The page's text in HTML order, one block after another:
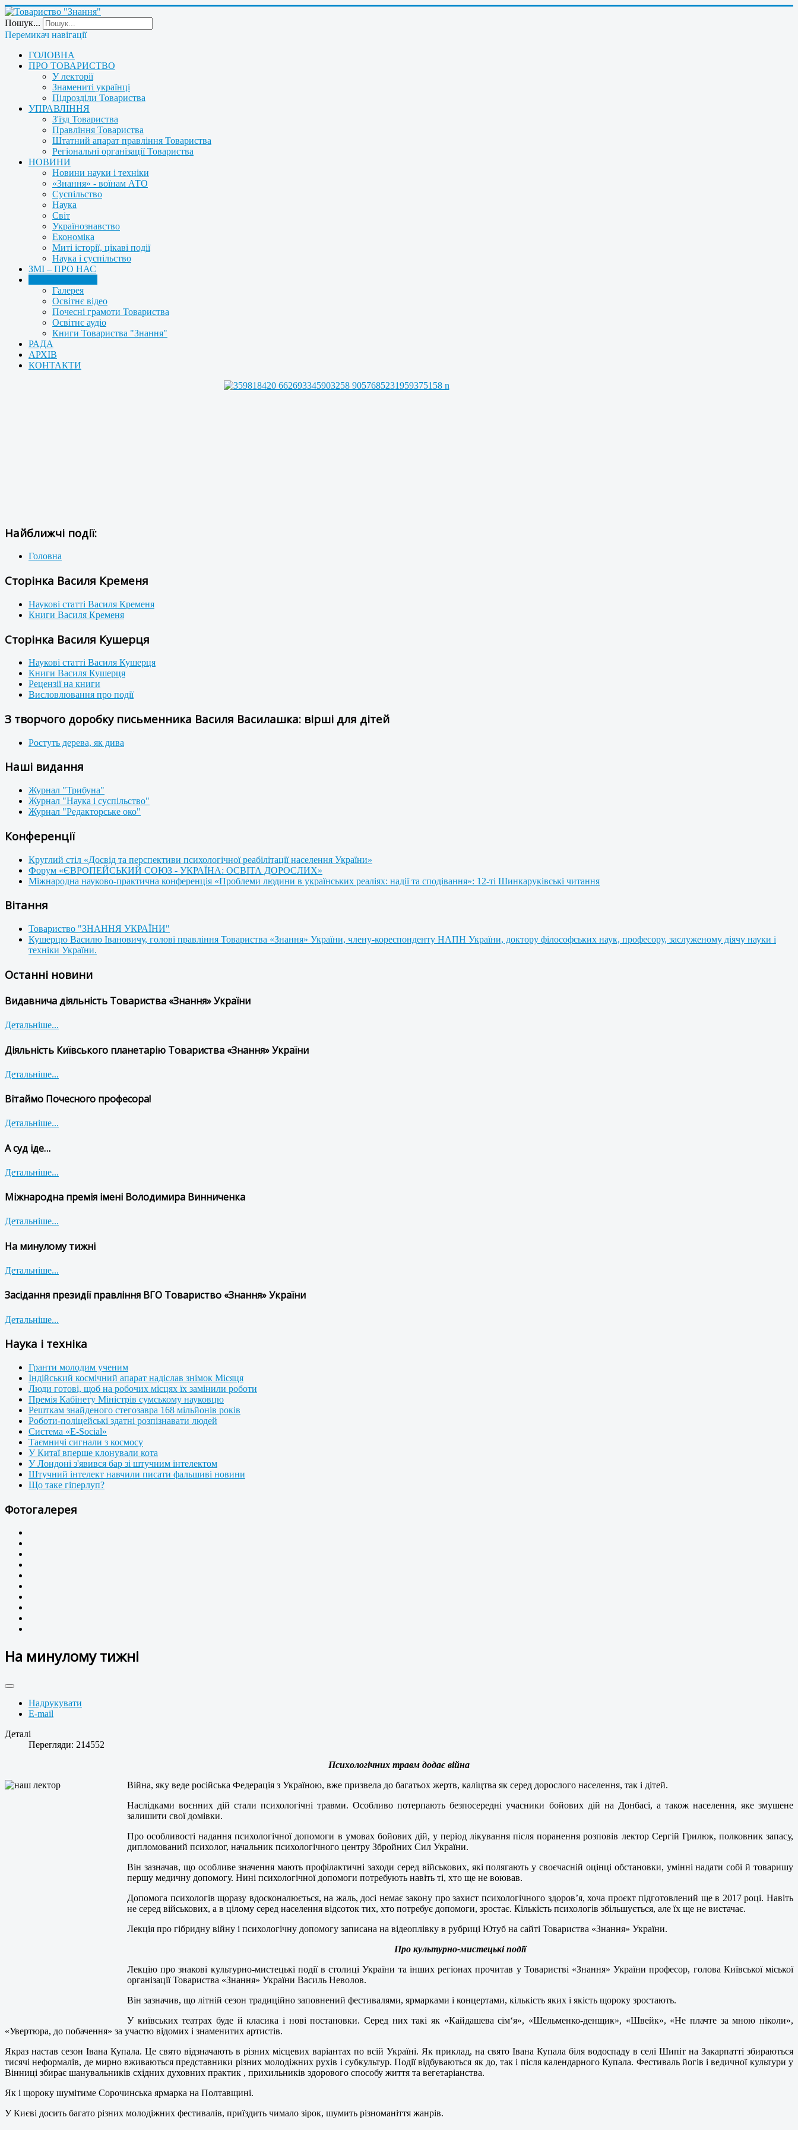
Пошук...
Перемикач навігації
ГОЛОВНА
ПРО ТОВАРИСТВО
У лекторії
Знамениті українці
Підрозділи Товариства
УПРАВЛІННЯ
З'їзд Товариства
Правління Товариства
Штатний апарат правління Товариства
Регіональні організації Товариства
НОВИНИ
Новини науки і техніки
«Знання» - воїнам АТО
Суспільство
Наука
Світ
Українознавство
Економіка
Миті історії, цікаві події
Наука і суспільство
ЗМІ – ПРО НАС
Галерея
Освітнє відео
Почесні грамоти Товариства
Освітнє аудіо
Книги Товариства "Знання"
РАДА
АРХІВ
КОНТАКТИ
Найближчі події:
Головна
Сторінка Василя Кременя
Наукові статті Василя Кременя
Книги Василя Кременя
Сторінка Василя Кушерця
Наукові статті Василя Кушерця
Книги Василя Кушерця
Рецензії на книги
Висловлювання про події
З творчого доробку письменника Василя Василашка: вірші для дітей
Ростуть дерева, як дива
Наші видання
Журнал "Трибуна"
Журнал "Наука і суспільство"
Журнал "Редакторське око"
Конференції
Круглий стіл «Досвід та перспективи психологічної реабілітації населення України»
Форум «ЄВРОПЕЙСЬКИЙ СОЮЗ - УКРАЇНА: ОСВІТА ДОРОСЛИХ»
Міжнародна науково-практична конференція «Проблеми людини в українських реаліях: надії та сподівання»: 12-ті Шинкаруківські читання
Вітання
Товариство "ЗНАННЯ УКРАЇНИ"
Кушерцю Василю Івановичу, голові правління Товариства «Знання» України, члену-кореспонденту НАПН України, доктору філософських наук, професору, заслуженому діячу науки і
техніки України.
Останні новини
Видавнича діяльність Товариства «Знання» України
Детальніше...
Діяльність Київського планетарію Товариства «Знання» України
Детальніше...
Вітаймо Почесного професора!
Детальніше...
А суд іде…
Детальніше...
Міжнародна премія імені Володимира Винниченка
Детальніше...
На минулому тижні
Детальніше...
Засідання президії правління ВГО Товариство «Знання» України
Детальніше...
Наука і техніка
Гранти молодим ученим
Індійський космічний апарат надіслав знімок Місяця
Люди готові, щоб на робочих місцях їх замінили роботи
Премія Кабінету Міністрів сумському науковцю
Решткам знайденого стегозавра 168 мільйонів років
Роботи-поліцейські здатні розпізнавати людей
Система «E-Social»
Таємничі сигнали з космосу
У Китаї вперше клонували кота
У Лондоні з'явився бар зі штучним інтелектом
Штучний інтелект навчили писати фальшиві новини
Що таке гіперлуп?
Фотогалерея
На минулому тижні
Надрукувати
E-mail
Деталі
Перегляди: 214552
Психологічних травм додає війна
Війна, яку веде російська Федерація з Україною, вже призвела до багатьох жертв, каліцтва як серед дорослого населення, так і дітей.
Наслідками воєнних дій стали психологічні травми. Особливо потерпають безпосередні учасники бойових дій на Донбасі, а також населення, яке змушене
залишити свої домівки.
Про особливості надання психологічної допомоги в умовах бойових дій, у період лікування після поранення розповів лектор Сергій Грилюк, полковник запасу,
дипломований психолог, начальник психологічного центру Збройних Сил України.
Він зазначав, що особливе значення мають профілактичні заходи серед військових, які полягають у своєчасній оцінці обстановки, умінні надати собі й товаришу
першу медичну допомогу. Нині психологічної допомоги потребують навіть ті, хто ще не воював.
Допомога психологів щоразу вдосконалюється, на жаль, досі немає закону про захист психологічного здоров’я, хоча проєкт підготовлений ще в 2017 році. Навіть
не серед військових, а в цілому серед населення відсоток тих, хто потребує допомоги, зростає. Кількість психологів збільшується, але їх ще не вистачає.
Лекція про гібридну війну і психологічну допомогу записана на відеоплівку в рубриці Ютуб на сайті Товариства «Знання» України.
Про культурно-мистецькі події
Лекцію про знакові культурно-мистецькі події в столиці України та інших регіонах прочитав у Товаристві «Знання» України професор, голова Київської міської
організації Товариства «Знання» України Василь Неволов.
Він зазначив, що літній сезон традиційно заповнений фестивалями, ярмарками і концертами, кількість яких і якість щороку зростають.
У київських театрах буде й класика і нові постановки. Серед них такі як «Кайдашева сім‘я», «Шельменко-денщик», «Швейк», «Не плачте за мною ніколи»,
«Увертюра, до побачення» за участю відомих і знаменитих артистів.
Якраз настав сезон Івана Купала. Це свято відзначають в різних місцевих варіантах по всій Україні. Як приклад, на свято Івана Купала біля водоспаду в селі Шипіт на Закарпатті збираються
тисячі неформалів, де мирно вживаються представники різних молодіжних рухів і субкультур. Події відбуваються як до, так і після календарного Купала. Фестиваль йогів і ведичної культури у
Вінниці збирає шанувальників східних духовних практик , прихильників здорового способу життя та вегетаріанства.
Як і щороку шумітиме Сорочинська ярмарка на Полтавщині.
У Києві досить багато різних молодіжних фестивалів, приїздить чимало зірок, шумить різноманіття жанрів.